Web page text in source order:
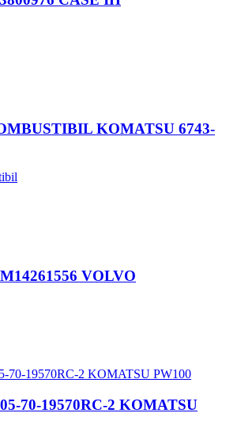
KOMATSU 6743-
VOLVO
70-19570RC-2 KOMATSU